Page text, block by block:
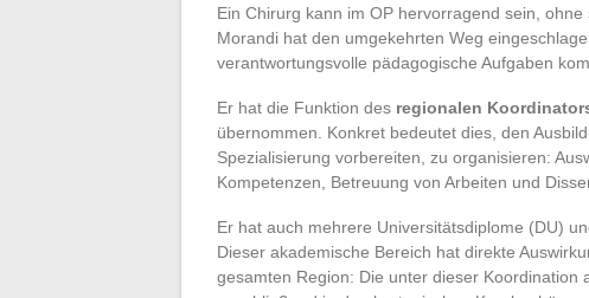
Ein Chirurg kann im OP hervorragend sein,
Morandi hat den umgekehrten Weg
verantwortungsvolle pädagogische Aufgaben
Er hat die Funktion des regionalen
übernommen. Konkret bedeutet dies, den
Spezialisierung vorbereiten, zu organisieren:
Kompetenzen, Betreuung von Arbeiten und
Er hat auch mehrere Universitätsdiplome (DU)
Dieser akademische Bereich hat direkte
gesamten Region: Die unter dieser Koordination